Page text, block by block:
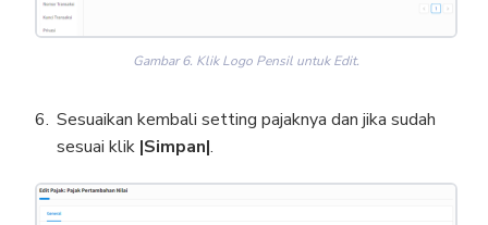
Gambar 6. Klik Logo Pensil untuk Edit.
Sesuaikan kembali setting pajaknya dan jika sudah
sesuai klik |Simpan|.